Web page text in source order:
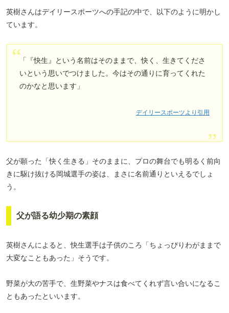
英樹さんはデイリースポーツへの手記の中で、以下のように明かし
ています。
「『快生』という名前はそのままで、快く、生きてくださ
いという思いでつけました。今はその通りに育ってくれた
のかなと思います」
デイリースポーツより引用
父が願った「快く生きる」そのままに、プロの舞台でも明るく前向
きに駆け抜ける岡城選手の姿は、まさに名前通りといえるでしょ
う。
父が語る幼少期の素顔
英樹さんによると、快生選手は子供のころ「ちょっぴりわがままで
大変なこともあった」そうです。
野菜が大の苦手で、生野菜やナスは食べてくれず言い合いになるこ
ともあったといいます。